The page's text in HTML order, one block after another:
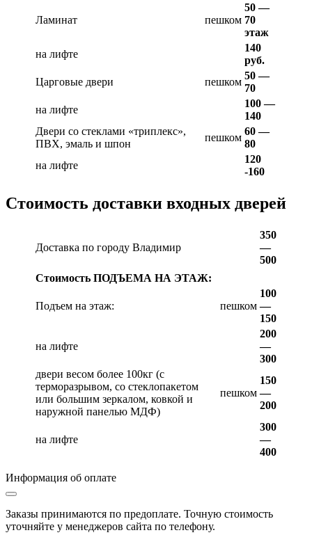
Ламинат пешком
50 —
70
этаж
на лифте
140
руб.
Царговые двери
пешком
50 —
70
на лифте
100 —
140
Двери со стеклами «триплекс»,
ПВХ, эмаль и шпон
пешком
60 —
80
на лифте
120
-160
Стоимость доставки входных дверей
Доставка по городу Владимир
350
—
500
Стоимость ПОДЪЕМА НА ЭТАЖ:
Подъем на этаж: пешком
100
—
150
на лифте
200
—
300
двери весом более 100кг (с
терморазрывом, со стеклопакетом
или большим зеркалом, ковкой и
наружной панелью МДФ)
пешком
150
—
200
на лифте
300
—
400
Информация об оплате
Заказы принимаются по предоплате. Точную стоимость
уточняйте у менеджеров сайта по телефону.